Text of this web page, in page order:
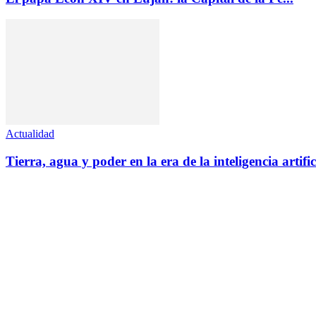
Actualidad
Tierra, agua y poder en la era de la inteligencia